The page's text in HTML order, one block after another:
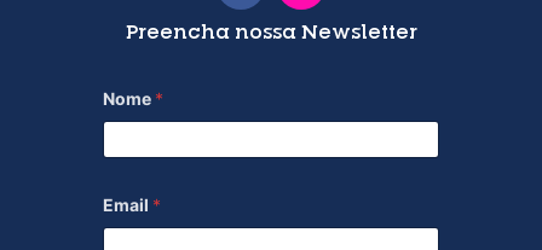
Preencha nossa Newsletter
Nome *
Email *